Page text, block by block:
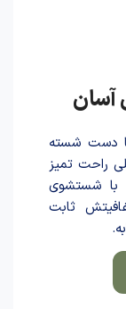
آسان
دست شسته
راحت تمیز
شستشوی
ثابت